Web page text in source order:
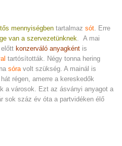
mennyiségben tartalmaz sót. Erre
van a szervezetünknek. A mai
konzerváló anyagként is
tartósították. Négy tonna hering
sóra volt szükség. A mainál is
régen, amerre a kereskedők
a városok. Ezt az ásványi anyagot a
sok száz év óta a partvidéken élő